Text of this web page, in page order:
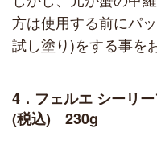
方は使用する前にパ
試し塗り)をする事を
4．フェルエ シーリ
(税込) 230g